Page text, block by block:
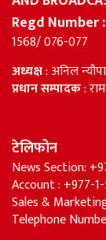
Regd Number :
1568/ 076-077
अध्यक्ष: अनिल
प्रधान सम्पादक:
टेलिफोन
News Section:
Account : +977-
Sales &
Telephone